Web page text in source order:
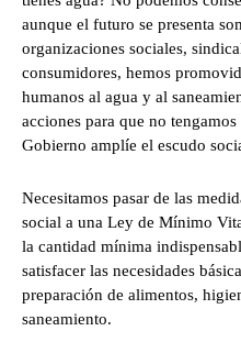
aunque el futuro se presenta
organizaciones sociales,
consumidores, hemos
humanos al agua y al
acciones para que no
Gobierno amplíe el escudo
Necesitamos pasar de las
social a una Ley de Mínimo
la cantidad mínima
satisfacer las necesidades
preparación de alimentos,
saneamiento.